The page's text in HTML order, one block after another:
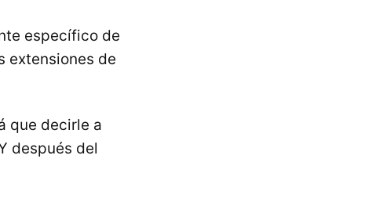
específico de
extensiones de
que decirle a
después del